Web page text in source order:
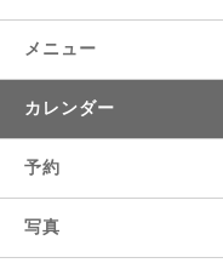
メニュー
カレンダー
予約
写真